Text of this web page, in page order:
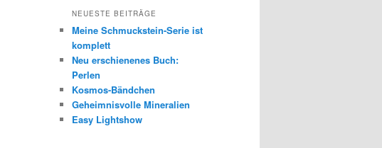
h
n
NEUESTE BEITRÄGE
Meine Schmuckstein-Serie ist
komplett
Neu erschienenes Buch:
Perlen
Kosmos-Bändchen
Geheimnisvolle Mineralien
Easy Lightshow